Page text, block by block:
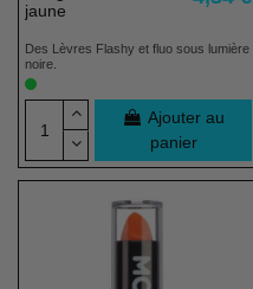
jaune
Des Lèvres Flashy et fluo sous lumière
noire.
Ajouter au
panier